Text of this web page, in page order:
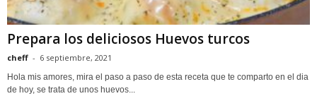
Prepara los deliciosos Huevos turcos
cheff - 6 septiembre, 2021
Hola mis amores, mira el paso a paso de esta receta que te comparto en el dia
de hoy, se trata de unos huevos...